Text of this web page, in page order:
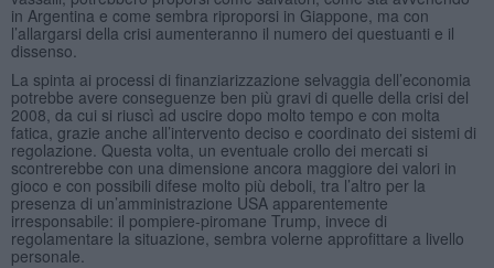
in Argentina e come sembra riproporsi in Giappone, ma con
l’allargarsi della crisi aumenteranno il numero dei questuanti e il
dissenso.
La spinta ai processi di finanziarizzazione selvaggia dell’economia
potrebbe avere conseguenze ben più gravi di quelle della crisi del
2008, da cui si riuscì ad uscire dopo molto tempo e con molta
fatica, grazie anche all’intervento deciso e coordinato dei sistemi di
regolazione. Questa volta, un eventuale crollo dei mercati si
scontrerebbe con una dimensione ancora maggiore dei valori in
gioco e con possibili difese molto più deboli, tra l’altro per la
presenza di un’amministrazione USA apparentemente
irresponsabile: il pompiere-piromane Trump, invece di
regolamentare la situazione, sembra volerne approfittare a livello
personale.